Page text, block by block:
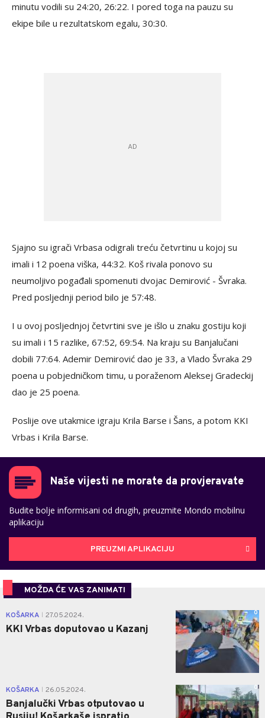
minutu vodili su 24:20, 26:22. I pored toga na pauzu su
ekipe bile u rezultatskom egalu, 30:30.
Sjajno su igrači Vrbasa odigrali treću četvrtinu u kojoj su
imali i 12 poena viška, 44:32. Koš rivala ponovo su
neumoljivo pogađali spomenuti dvojac Demirović - Švraka.
Pred posljednji period bilo je 57:48.
I u ovoj posljednjoj četvrtini sve je išlo u znaku gostiju koji
su imali i 15 razlike, 67:52, 69:54. Na kraju su Banjalučani
dobili 77:64. Ademir Demirović dao je 33, a Vlado Švraka 29
poena u pobjedničkom timu, u poraženom Aleksej Gradeckij
dao je 25 poena.
Poslije ove utakmice igraju Krila Barse i Šans, a potom KKI
Vrbas i Krila Barse.
Naše vijesti ne morate da provjeravate
Budite bolje informisani od drugih, preuzmite Mondo mobilnu
aplikaciju
PREUZMI APLIKACIJU
MOŽDA ĆE VAS ZANIMATI
KOŠARKA 27.05.2024.
KKI Vrbas doputovao u Kazanj
0
KOŠARKA 26.05.2024.
Banjalučki Vrbas otputovao u
0